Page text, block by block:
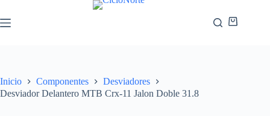
Inicio Componentes
Desviadores
Desviador Delantero MTB Crx-11 Jalon Doble 31.8